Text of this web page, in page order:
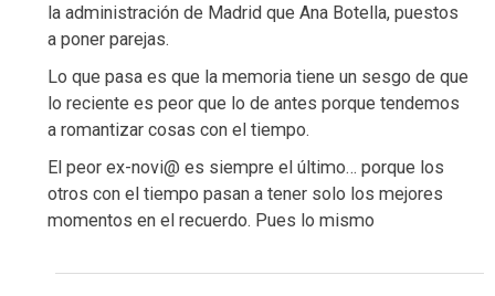
la administración de Madrid que Ana Botella, puestos
a poner parejas.
Lo que pasa es que la memoria tiene un sesgo de que
lo reciente es peor que lo de antes porque tendemos
a romantizar cosas con el tiempo.
El peor ex-novi@ es siempre el último… porque los
otros con el tiempo pasan a tener solo los mejores
momentos en el recuerdo. Pues lo mismo